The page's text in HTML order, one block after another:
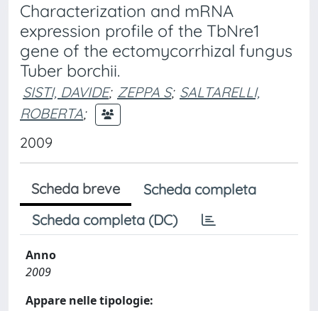
Characterization and mRNA
expression profile of the TbNre1
gene of the ectomycorrhizal fungus
Tuber borchii.
SISTI, DAVIDE; ZEPPA S; SALTARELLI,
ROBERTA;
2009
Scheda breve
Scheda completa
Scheda completa (DC)
Anno
2009
Appare nelle tipologie: